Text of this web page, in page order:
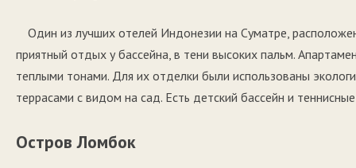
Один из лучших отелей Индонезии на Суматре,
приятный отдых у бассейна, в тени высоких пальм.
теплыми тонами. Для их отделки были использованы
террасами с видом на сад. Есть детский бассейн и
Остров Ломбок